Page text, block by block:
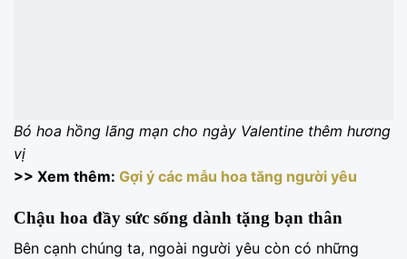
Bó hoa hồng lãng mạn cho ngày Valentine thêm hương
vị
>> Xem thêm: Gợi ý các mẫu hoa tăng người yêu
Chậu hoa đầy sức sống dành tặng bạn thân
Bên cạnh chúng ta, ngoài người yêu còn có những